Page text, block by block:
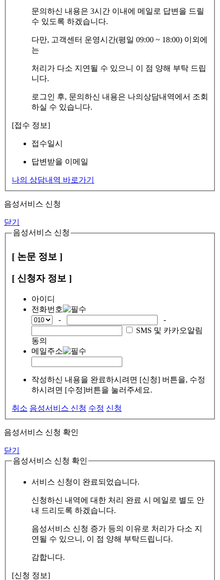
문의하신 내용은 3시간 이내에 메일로 답변을 드릴
수 있도록 하겠습니다.
다만, 고객센터 운영시간(평일 09:00 ~ 18:00) 이외에
는
처리가 다소 지연될 수 있으니 이 점 양해 부탁 드립
니다.
로그인 후, 문의하신 내용은 나의상담내역에서 조회
하실 수 있습니다.
[접수 정보]
접수일시
답변받을 이메일
나의 상담내역 바로가기
음성서비스 신청
닫기
음성서비스 신청
[ 논문 정보 ]
[ 신청자 정보 ]
아이디
전화번호
-
-
SMS 및 카카오알림
동의
메일주소
작성하신 내용을 완료하시려면 [신청] 버튼을, 수정
하시려면 [수정]버튼을 눌러주세요.
취소 음성서비스 신청 수정 신청
음성서비스 신청 확인
닫기
음성서비스 신청 확인
서비스 신청이 완료되었습니다.
신청하신 내역에 대한 처리 완료 시 메일로 별도 안
내 드리도록 하겠습니다.
음성서비스 신청 증가 등의 이유로 처리가 다소 지
연될 수 있으니, 이 점 양해 부탁드립니다.
감합니다.
[신청 정보]